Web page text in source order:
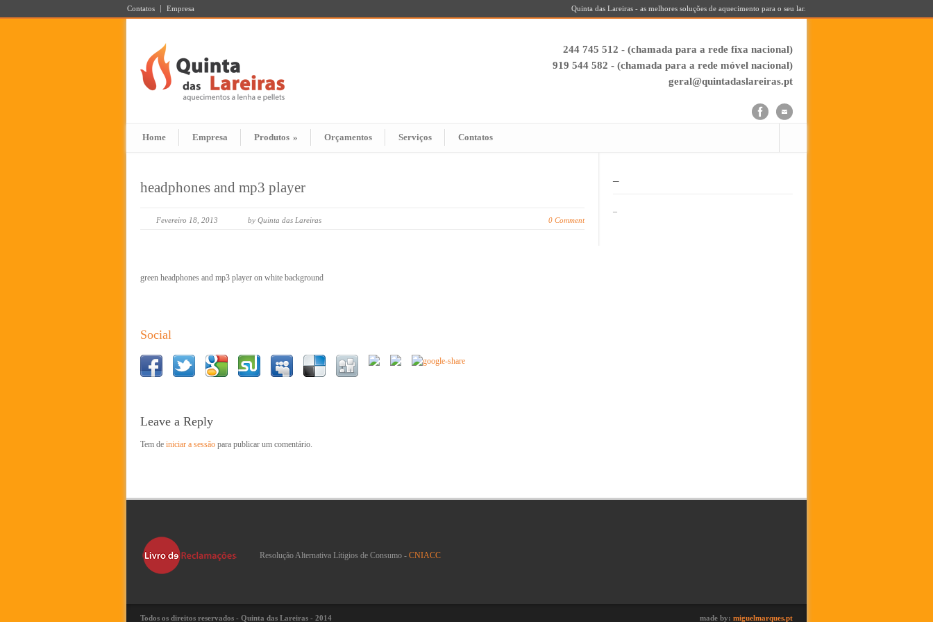
Contatos Empresa Quinta das Lareiras - as melhores soluções de aquecimento para o seu lar.
244 745 512 - (chamada para a rede fixa nacional)
919 544 582 - (chamada para a rede móvel nacional)
geral@quintadaslareiras.pt
Home Empresa Produtos » Orçamentos Serviços Contatos
headphones and mp3 player
Fevereiro 18, 2013 by Quinta das Lareiras 0 Comment
green headphones and mp3 player on white background
Social
Leave a Reply
Tem de iniciar a sessão para publicar um comentário.
–
–
Resolução Alternativa Lítigios de Consumo - CNIACC
Todos os direitos reservados - Quinta das Lareiras - 2014 made by: miguelmarques.pt